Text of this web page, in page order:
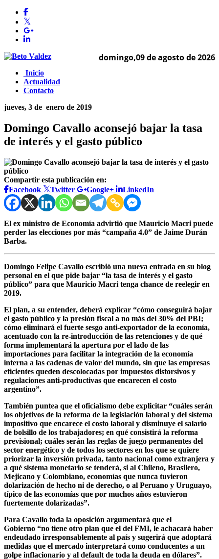
domingo,09 de agosto de 2026
Inicio
Actualidad
Contacto
jueves, 3 de enero de 2019
Domingo Cavallo aconsejó bajar la tasa
de interés y el gasto público
Compartir esta publicación en:
Facebook
Twitter Google+ LinkedIn
El ex ministro de Economía advirtió que Mauricio Macri puede
perder las elecciones por más “campaña 4.0” de Jaime Durán
Barba.
Domingo Felipe Cavallo escribió una nueva entrada en su blog
personal en el que pide bajar “la tasa de interés y el gasto
público” para que Mauricio Macri tenga chance de reelegir en
2019.
El plan, a su entender, deberá explicar “cómo conseguirá bajar
el gasto público y la presión fiscal a no más del 30% del PBI;
cómo eliminará el fuerte sesgo anti-exportador de la economía,
acentuado con la re-introducción de las retenciones y de qué
forma implementará la apertura por el lado de las
importaciones para facilitar la integración de la economía
interna a las cadenas de valor del mundo, sin que las empresas
eficientes queden descolocadas por impuestos distorsivos y
regulaciones anti-productivas que encarecen el costo
argentino”.
También puntea que el oficialismo debe explicitar “cuáles serán
los objetivos de la reforma de la legislación laboral y del sistema
impositivo que encarece el costo laboral y disminuye el salario
de bolsillo de los trabajadores; en qué consistirá la reforma
previsional; cuáles serán las reglas de juego permanentes del
sector energético y de todos los sectores en los que se quiere
priorizar la inversión privada, tanto nacional como extranjera y
a qué sistema monetario se tenderá, si al Chileno, Brasilero,
Mejicano y Colombiano, economías que nunca tuvieron
dolarización de hecho ni de derecho, o al Peruano y Uruguayo,
típico de las economías que por muchos años estuvieron
fuertemente dolarizadas”.
Para Cavallo toda la oposición argumentará que el
Gobierno “no tiene otro plan que el del FMI, le achacará haber
endeudado irresponsablemente al país y sugerirá que adoptará
medidas que el mercado interpretará como conducentes a un
golpe inflacionario y al default de toda la deuda en dólares”.